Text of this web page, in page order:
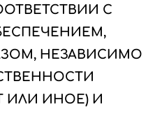
С
НЕЗАВИСИМО
ИЛИ ИНОЕ) И